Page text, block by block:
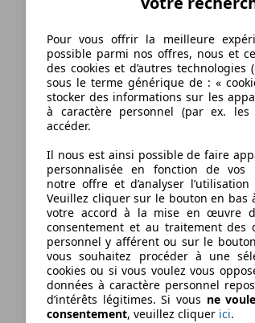
Pour vous offrir la meilleure
possible parmi nos offres, nous et
des cookies et d’autres technologies
sous le terme générique de : «
stocker des informations sur les
à caractère personnel (par ex. les
accéder.
Il nous est ainsi possible de faire
personnalisée en fonction de vos
notre offre et d’analyser
Veuillez cliquer sur le bouton en bas
votre accord à la mise en œuvre
consentement et au traitement des
personnel y afférent ou sur le
vous souhaitez procéder à une
cookies ou si vous voulez vous
données à caractère personnel
d’intérêts légitimes. Si vous ne
consentement, veuillez cliquer ici.